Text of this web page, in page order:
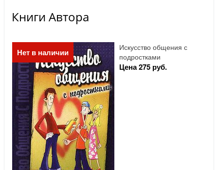
Книги Автора
Нет в наличии
Искусство общения с
подростками
Цена 275 руб.